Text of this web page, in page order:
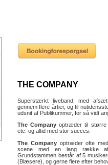
THE COMPANY
Superstærkt liveband, med
gennem flere årtier, og til
udsnit af Publikummer, for så vidt
The Company optræder til større
etc. og altid med stor succes.
The Companyoptræder ofte
scene med en lang række
Grundstammen består af 5
(Blæsere), og gerne flere efter